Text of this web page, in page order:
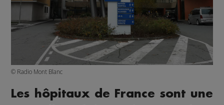
© Radio Mont Blanc
Les hôpitaux de France sont une